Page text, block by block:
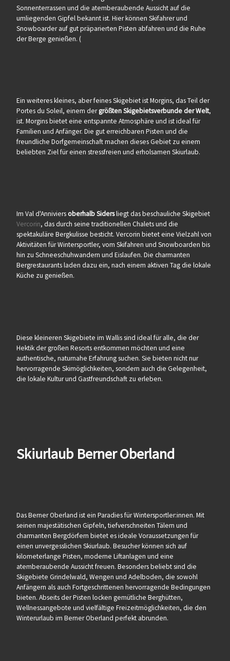
Sonnenterrassen und die atemberaubende Aussicht auf die
umliegenden Gipfel bekannt ist. Hier können Skifahrer und
Snowboarder auf gut präparierten Pisten abfahren und die Ruhe
der Berge genießen. (
Ein weiteres kleines, aber feines Skigebiet ist Morgins, das Teil der
Portes du Soleil, einem dergrößten Skigebietsverbunde der Welt,
ist. Morgins bietet eine entspannte Atmosphäre und ist ideal für
Familien und Anfänger. Die gut erreichbaren Pisten und die
freundliche Dorfgemeinschaft machen dieses Gebiet zu einem
beliebten Ziel für einen stressfreien und erholsamen Skiurlaub.
Im Val d'Anniviersoberhalb Sidersliegt das beschauliche Skigebiet
Vercorin, das durch seine traditionellen Chalets und die
spektakuläre Bergkulisse besticht. Vercorin bietet eine Vielzahl von
Aktivitäten für Wintersportler, vom Skifahren und Snowboarden bis
hin zu Schneeschuhwandern und Eislaufen. Die charmanten
Bergrestaurants laden dazu ein, nach einem aktiven Tag die lokale
Küche zu genießen.
Diese kleineren Skigebiete im Wallis sind ideal für alle, die der
Hektik der großen Resorts entkommen möchten und eine
authentische, naturnahe Erfahrung suchen. Sie bieten nicht nur
hervorragende Skimöglichkeiten, sondern auch die Gelegenheit,
die lokale Kultur und Gastfreundschaft zu erleben.
Skiurlaub Berner Oberland
Das Berner Oberland ist ein Paradies für Wintersportler:innen. Mit
seinen majestätischen Gipfeln, tiefverschneiten Tälern und
charmanten Bergdörfern bietet es ideale Voraussetzungen für
einen unvergesslichen Skiurlaub. Besucher können sich auf
kilometerlange Pisten, moderne Liftanlagen und eine
atemberaubende Aussicht freuen. Besonders beliebt sind die
Skigebiete Grindelwald, Wengen und Adelboden, die sowohl
Anfängern als auch Fortgeschrittenen hervorragende Bedingungen
bieten. Abseits der Pisten locken gemütliche Berghütten,
Wellnessangebote und vielfältige Freizeitmöglichkeiten, die den
Winterurlaub im Berner Oberland perfekt abrunden.